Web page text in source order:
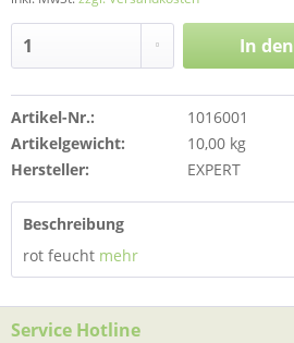
In den
Artikel-Nr.:
1016001
Artikelgewicht:
10,00 kg
Hersteller:
EXPERT
Beschreibung
rot feucht mehr
Service Hotline